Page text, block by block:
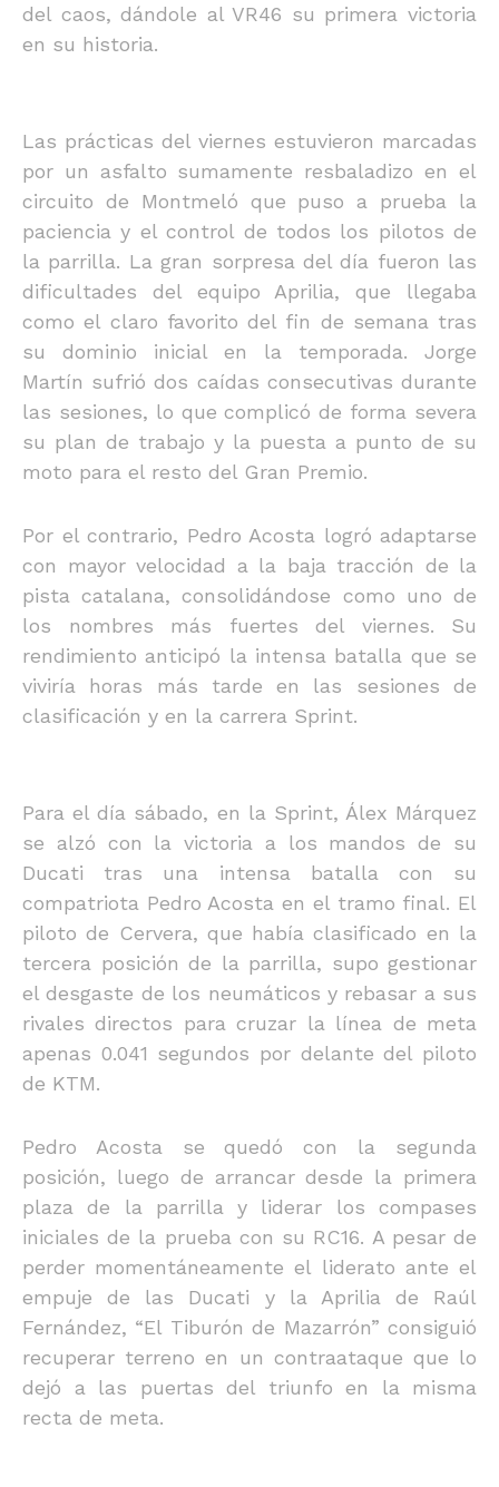
del caos, dándole al VR46 su primera victoria
en su historia.
Las prácticas del viernes estuvieron marcadas
por un asfalto sumamente resbaladizo en el
circuito de Montmeló que puso a prueba la
paciencia y el control de todos los pilotos de
la parrilla. La gran sorpresa del día fueron las
dificultades del equipo Aprilia, que llegaba
como el claro favorito del fin de semana tras
su dominio inicial en la temporada. Jorge
Martín sufrió dos caídas consecutivas durante
las sesiones, lo que complicó de forma severa
su plan de trabajo y la puesta a punto de su
moto para el resto del Gran Premio.
Por el contrario, Pedro Acosta logró adaptarse
con mayor velocidad a la baja tracción de la
pista catalana, consolidándose como uno de
los nombres más fuertes del viernes. Su
rendimiento anticipó la intensa batalla que se
viviría horas más tarde en las sesiones de
clasificación y en la carrera Sprint.
Para el día sábado, en la Sprint, Álex Márquez
se alzó con la victoria a los mandos de su
Ducati tras una intensa batalla con su
compatriota Pedro Acosta en el tramo final. El
piloto de Cervera, que había clasificado en la
tercera posición de la parrilla, supo gestionar
el desgaste de los neumáticos y rebasar a sus
rivales directos para cruzar la línea de meta
apenas 0.041 segundos por delante del piloto
de KTM.
Pedro Acosta se quedó con la segunda
posición, luego de arrancar desde la primera
plaza de la parrilla y liderar los compases
iniciales de la prueba con su RC16. A pesar de
perder momentáneamente el liderato ante el
empuje de las Ducati y la Aprilia de Raúl
Fernández, “El Tiburón de Mazarrón” consiguió
recuperar terreno en un contraataque que lo
dejó a las puertas del triunfo en la misma
recta de meta.